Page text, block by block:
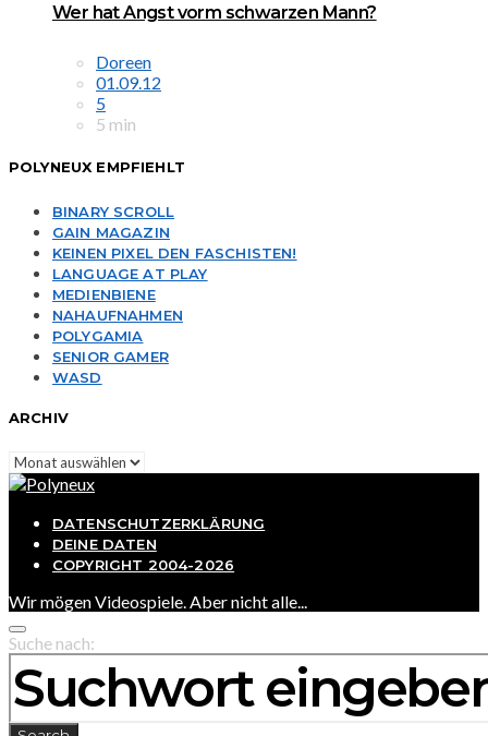
Wer hat Angst vorm schwarzen Mann?
Doreen
01.09.12
5
5 min
POLYNEUX EMPFIEHLT
BINARY SCROLL
GAIN MAGAZIN
KEINEN PIXEL DEN FASCHISTEN!
LANGUAGE AT PLAY
MEDIENBIENE
NAHAUFNAHMEN
POLYGAMIA
SENIOR GAMER
WASD
ARCHIV
Archiv
DATENSCHUTZERKLÄRUNG
DEINE DATEN
COPYRIGHT 2004-2026
Wir mögen Videospiele. Aber nicht alle...
Suche nach: